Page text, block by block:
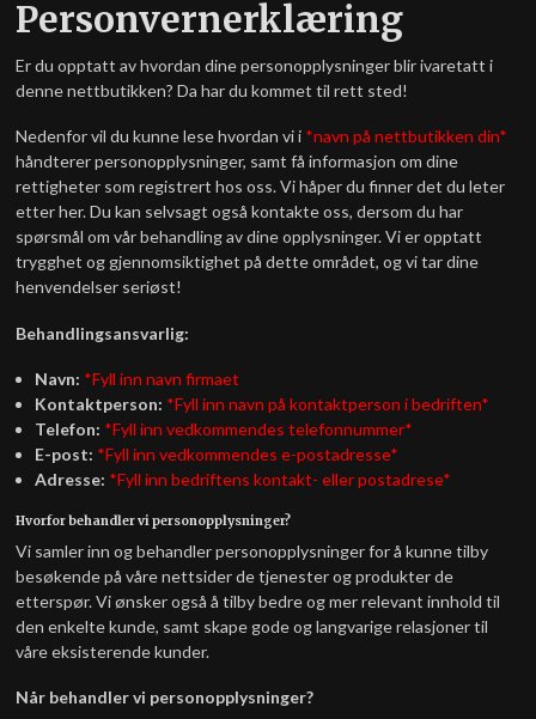
Personvernerklæring
Er du opptatt av hvordan dine personopplysninger blir ivaretatt i
denne nettbutikken? Da har du kommet til rett sted!
Nedenfor vil du kunne lese hvordan vi i *navn på nettbutikken din*
håndterer personopplysninger, samt få informasjon om dine
rettigheter som registrert hos oss. Vi håper du finner det du leter
etter her. Du kan selvsagt også kontakte oss, dersom du har
spørsmål om vår behandling av dine opplysninger. Vi er opptatt
trygghet og gjennomsiktighet på dette området, og vi tar dine
henvendelser seriøst!
Behandlingsansvarlig:
Navn: *Fyll inn navn firmaet
Kontaktperson: *Fyll inn navn på kontaktperson i bedriften*
Telefon: *Fyll inn vedkommendes telefonnummer*
E-post: *Fyll inn vedkommendes e-postadresse*
Adresse: *Fyll inn bedriftens kontakt- eller postadrese*
Hvorfor behandler vi personopplysninger?
Vi samler inn og behandler personopplysninger for å kunne tilby
besøkende på våre nettsider de tjenester og produkter de
etterspør. Vi ønsker også å tilby bedre og mer relevant innhold til
den enkelte kunde, samt skape gode og langvarige relasjoner til
våre eksisterende kunder.
Når behandler vi personopplysninger?